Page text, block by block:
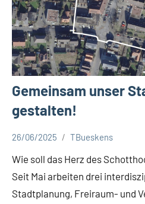
Gemeinsam unser
gestalten!
26/06/2025 TBueskens
Wie soll das Herz des
Seit Mai arbeiten drei
Stadtplanung, Freiraum- und